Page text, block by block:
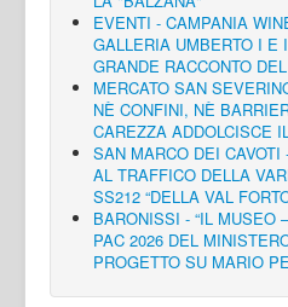
EVENTI - CAMPANIA
GALLERIA UMBERTO I E
GRANDE RACCONTO
MERCATO SAN
NÈ CONFINI, NÈ
CAREZZA ADDOLCISCE
SAN MARCO DEI CAVOTI
AL TRAFFICO DELLA
SS212 “DELLA VAL
BARONISSI - “IL MUSEO
PAC 2026 DEL
PROGETTO SU MARIO